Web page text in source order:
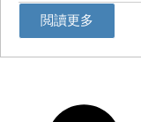
閲讀更多